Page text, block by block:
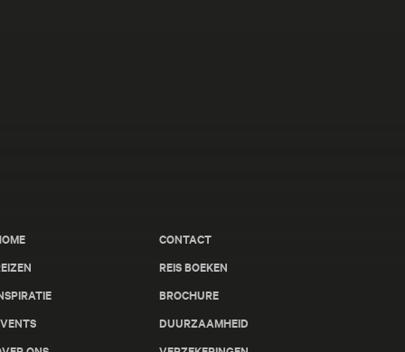
CONTACT
REIS BOEKEN
BROCHURE
DUURZAAMHEID